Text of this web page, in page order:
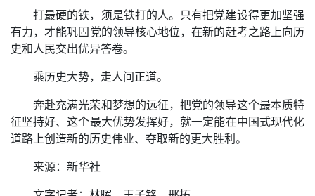
打最硬的铁，须是铁打的人。只有把党建设得更加坚强
有力，才能巩固党的领导核心地位，在新的赶考之路上向历
史和人民交出优异答卷。
乘历史大势，走人间正道。
奔赴充满光荣和梦想的远征，把党的领导这个最本质特
征坚持好、这个最大优势发挥好，就一定能在中国式现代化
道路上创造新的历史伟业、夺取新的更大胜利。
来源：新华社